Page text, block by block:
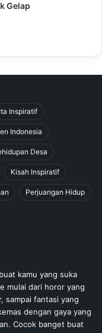
Gelap
Inspiratif
Indonesia
Desa
Kisah Inspiratif
Perjuangan Hidup
kamu yang suka
mulai dari horor yang
sampai fantasi yang
dengan gaya yang
Cocok banget buat